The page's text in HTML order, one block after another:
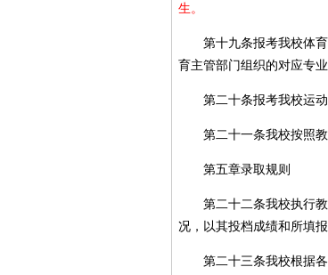
生。
第十九条报考我校体育
育主管部门组织的对应专业
第二十条报考我校运动
第二十一条我校按照教
第五章录取规则
第二十二条我校执行教
况，以其投档成绩和所填
第二十三条我校根据各